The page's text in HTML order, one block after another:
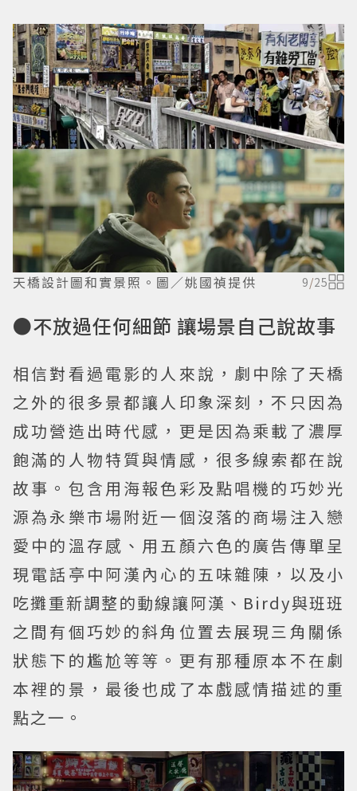
天橋設計圖和實景照。圖／姚國禎提供 9/25
●不放過任何細節 讓場景自己說故事
相信對看過電影的人來說，劇中除了天橋
之外的很多景都讓人印象深刻，不只因為
成功營造出時代感，更是因為乘載了濃厚
飽滿的人物特質與情感，很多線索都在說
故事。包含用海報色彩及點唱機的巧妙光
源為永樂市場附近一個沒落的商場注入戀
愛中的溫存感、用五顏六色的廣告傳單呈
現電話亭中阿漢內心的五味雜陳，以及小
吃攤重新調整的動線讓阿漢、Birdy與班班
之間有個巧妙的斜角位置去展現三角關係
狀態下的尷尬等等。更有那種原本不在劇
本裡的景，最後也成了本戲感情描述的重
點之一。